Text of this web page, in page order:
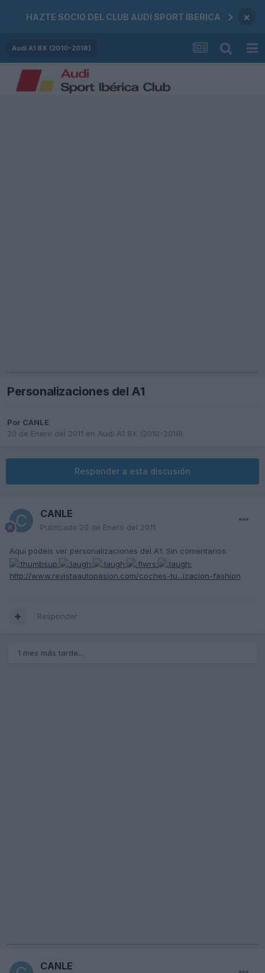
HAZTE SOCIO DEL CLUB AUDI SPORT IBERICA ×
Audi A1 8X (2010-2018)
Personalizaciones del A1
Por CANLE
20 de Enero del 2011 en Audi A1 8X (2010-2018)
Responder a esta discusión
CANLE
Publicado 20 de Enero del 2011
Aqui podeis ver personalizaciones del A1. Sin comentarios.
http://www.revistaautopasion.com/coches-tu...izacion-fashion
Responder
1 mes más tarde...
CANLE